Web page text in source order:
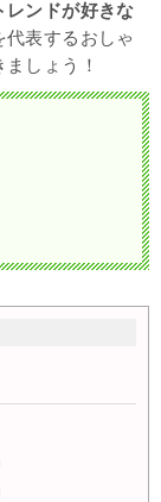
レンドが好きな
代表するおしゃ
しょう！